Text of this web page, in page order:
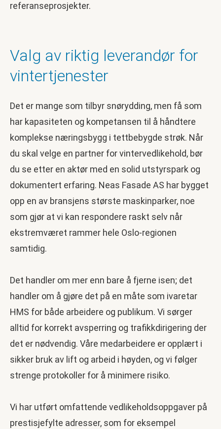
referanseprosjekter.
Valg av riktig leverandør for
vintertjenester
Det er mange som tilbyr snørydding, men få som
har kapasiteten og kompetansen til å håndtere
komplekse næringsbygg i tettbebygde strøk. Når
du skal velge en partner for vintervedlikehold, bør
du se etter en aktør med en solid utstyrspark og
dokumentert erfaring. Neas Fasade AS har bygget
opp en av bransjens største maskinparker, noe
som gjør at vi kan respondere raskt selv når
ekstremværet rammer hele Oslo-regionen
samtidig.
Det handler om mer enn bare å fjerne isen; det
handler om å gjøre det på en måte som ivaretar
HMS for både arbeidere og publikum. Vi sørger
alltid for korrekt avsperring og trafikkdirigering der
det er nødvendig. Våre medarbeidere er opplært i
sikker bruk av lift og arbeid i høyden, og vi følger
strenge protokoller for å minimere risiko.
Vi har utført omfattende vedlikeholdsoppgaver på
prestisjefylte adresser, som for eksempel